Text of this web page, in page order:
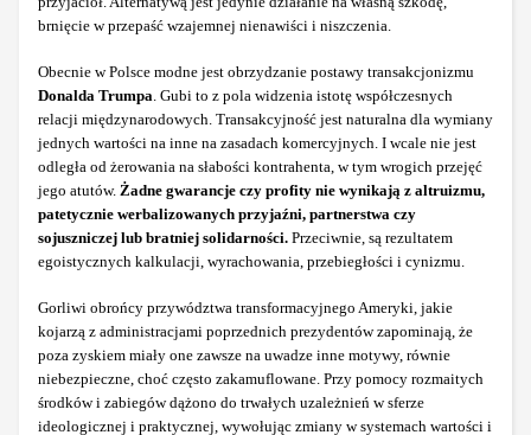
brnięcie w przepaść wzajemnej nienawiści i niszczenia.
Obecnie w Polsce modne jest obrzydzanie postawy transakcjonizmu
Donalda Trumpa . Gubi to z pola widzenia istotę współczesnych
relacji międzynarodowych. Transakcyjność jest naturalna dla wymiany
jednych wartości na inne na zasadach komercyjnych. I wcale nie jest
odległa od żerowania na słabości kontrahenta, w tym wrogich przejęć
jego atutów. Żadne gwarancje czy profity nie wynikają z altruizmu,
patetycznie werbalizowanych przyjaźni, partnerstwa czy
sojuszniczej lub bratniej solidarności. Przeciwnie, są rezultatem
egoistycznych kalkulacji, wyrachowania, przebiegłości i cynizmu.
Gorliwi obrońcy przywództwa transformacyjnego Ameryki, jakie
kojarzą z administracjami poprzednich prezydentów zapominają, że
poza zyskiem miały one zawsze na uwadze inne motywy, równie
niebezpieczne, choć często zakamuflowane. Przy pomocy rozmaitych
środków i zabiegów dążono do trwałych uzależnień w sferze
ideologicznej i praktycznej, wywołując zmiany w systemach wartości i